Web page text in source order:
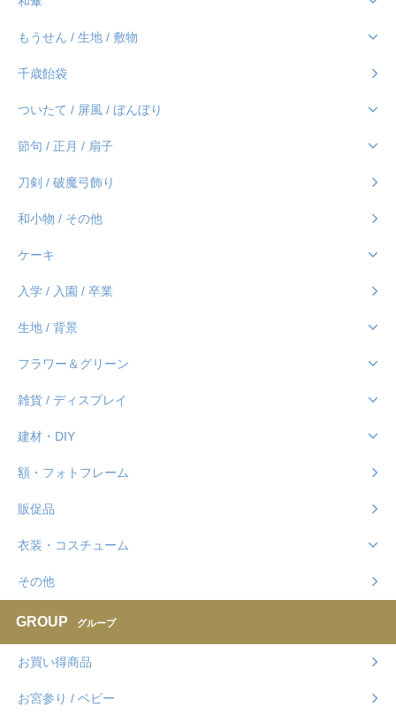
もうせん / 生地 / 敷物
千歳飴袋
ついたて / 屏風 / ぼんぼり
節句 / 正月 / 扇子
刀剣 / 破魔弓飾り
和小物 / その他
ケーキ
入学 / 入園 / 卒業
生地 / 背景
フラワー＆グリーン
雑貨 / ディスプレイ
建材・DIY
額・フォトフレーム
販促品
衣装・コスチューム
その他
GROUP グループ
お買い得商品
お宮参り / ベビー